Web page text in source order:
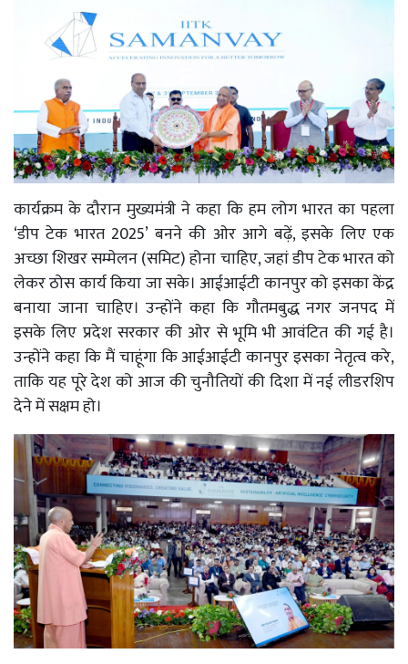
कार्यक्रम के दौरान मुख्यमंत्री ने कहा कि हम लोग भारत का पहला
‘डीप टेक भारत 2025’ बनने की ओर आगे बढ़ें, इसके लिए एक
अच्छा शिखर सम्मेलन (समिट) होना चाहिए, जहां डीप टेक भारत को
लेकर ठोस कार्य किया जा सके। आईआईटी कानपुर को इसका केंद्र
बनाया जाना चाहिए। उन्होंने कहा कि गौतमबुद्ध नगर जनपद में
इसके लिए प्रदेश सरकार की ओर से भूमि भी आवंटित की गई है।
उन्होंने कहा कि मैं चाहूंगा कि आईआईटी कानपुर इसका नेतृत्व करे,
ताकि यह पूरे देश को आज की चुनौतियों की दिशा में नई लीडरशिप
देने में सक्षम हो।